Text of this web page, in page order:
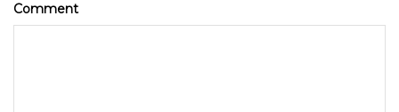
Comment